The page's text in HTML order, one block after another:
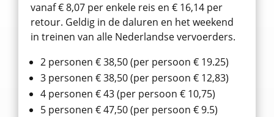
vanaf € 8,07 per enkele reis en € 16,14 per
retour. Geldig in de daluren en het weekend
in treinen van alle Nederlandse vervoerders.
2 personen € 38,50 (per persoon € 19.25)
3 personen € 38,50 (per persoon € 12,83)
4 personen € 43 (per persoon € 10,75)
5 personen € 47,50 (per persoon € 9.5)